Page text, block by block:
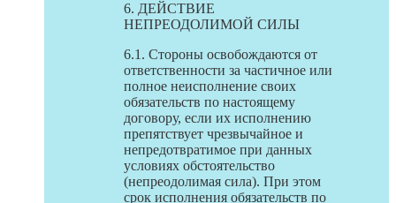
6. ДЕЙСТВИЕ
НЕПРЕОДОЛИМОЙ СИЛЫ
6.1. Стороны освобождаются от
ответственности за частичное или
полное неисполнение своих
обязательств по настоящему
договору, если их исполнению
препятствует чрезвычайное и
непредотвратимое при данных
условиях обстоятельство
(непреодолимая сила). При этом
срок исполнения обязательств по